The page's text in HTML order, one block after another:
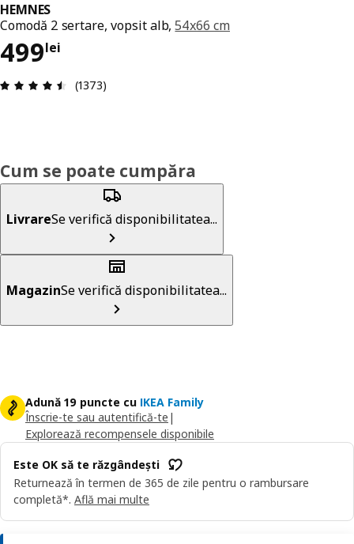
HEMNES
Comodă 2 sertare, vopsit alb,54x66 cm
499lei
Preț 499lei
Prezentare generală: 4.5 din 5 stele Total
(1373)
Cum se poate cumpăra
LivrareSe verifică disponibilitatea...
MagazinSe verifică disponibilitatea...
Adună 19 puncte cu IKEA Family
Înscrie-te sau autentifică-te |
Explorează recompensele disponibile
Este OK să te răzgândești
Returnează în termen de 365 de zile pentru o rambursare
completă*. Află mai multe